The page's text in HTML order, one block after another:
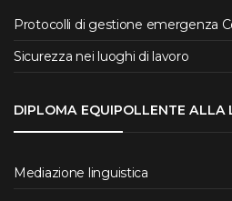
Protocolli di gestione emergenza
Sicurezza nei luoghi di lavoro
DIPLOMA EQUIPOLLENTE ALLA
Mediazione linguistica